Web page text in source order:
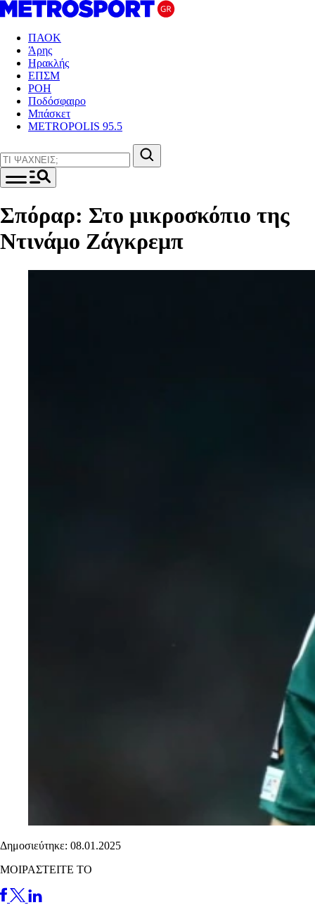
ΠΑΟΚ
Άρης
Ηρακλής
ΕΠΣΜ
ΡΟΗ
Ποδόσφαιρο
Μπάσκετ
METROPOLIS 95.5
Σπόραρ: Στο μικροσκόπιο της
Ντινάμο Ζάγκρεμπ
Δημοσιεύτηκε: 08.01.2025
ΜΟΙΡΑΣΤΕΙΤΕ ΤΟ